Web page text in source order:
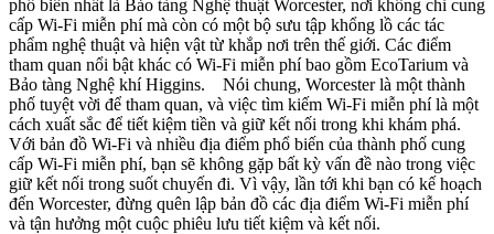
phổ biến nhất là Bảo tàng Nghệ thuật Worcester, nơi không chỉ cung
cấp Wi-Fi miễn phí mà còn có một bộ sưu tập khổng lồ các tác
phẩm nghệ thuật và hiện vật từ khắp nơi trên thế giới. Các điểm
tham quan nổi bật khác có Wi-Fi miễn phí bao gồm EcoTarium và
Bảo tàng Nghệ khí Higgins. Nói chung, Worcester là một thành
phố tuyệt vời để tham quan, và việc tìm kiếm Wi-Fi miễn phí là một
cách xuất sắc để tiết kiệm tiền và giữ kết nối trong khi khám phá.
Với bản đồ Wi-Fi và nhiều địa điểm phổ biến của thành phố cung
cấp Wi-Fi miễn phí, bạn sẽ không gặp bất kỳ vấn đề nào trong việc
giữ kết nối trong suốt chuyến đi. Vì vậy, lần tới khi bạn có kế hoạch
đến Worcester, đừng quên lập bản đồ các địa điểm Wi-Fi miễn phí
và tận hưởng một cuộc phiêu lưu tiết kiệm và kết nối.